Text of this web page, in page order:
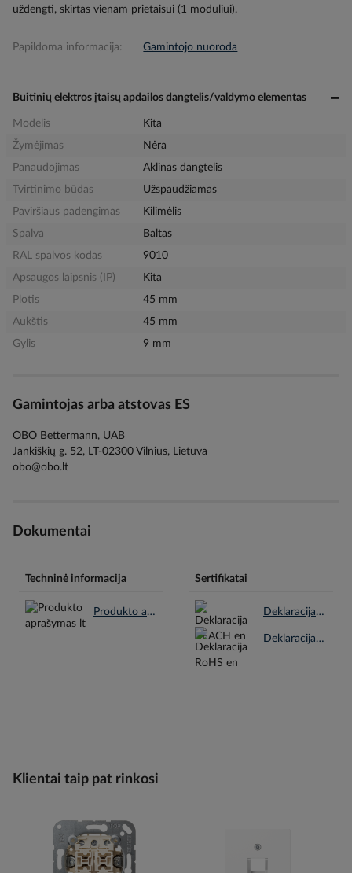
uždengti, skirtas vienam prietaisui (1 moduliui).
Papildoma informacija: Gamintojo nuoroda
Buitinių elektros įtaisų apdailos dangtelis/valdymo elementas
Modelis
Kita
Žymėjimas
Nėra
Panaudojimas
Aklinas dangtelis
Tvirtinimo būdas
Užspaudžiamas
Paviršiaus padengimas
Kilimėlis
Spalva
Baltas
RAL spalvos kodas
9010
Apsaugos laipsnis (IP)
Kita
Plotis
45 mm
Aukštis
45 mm
Gylis
9 mm
Gamintojas arba atstovas ES
OBO Bettermann, UAB
Jankiškių g. 52, LT-02300 Vilnius, Lietuva
obo@obo.lt
Dokumentai
Techninė informacija
Produkto aprašymas lt.pdf
Sertifikatai
Deklaracija REACH en.pdf
Deklaracija RoHS en.pdf
Klientai taip pat rinkosi